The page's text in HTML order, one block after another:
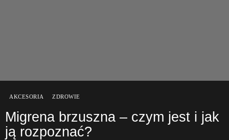
AKCESORIA ZDROWIE
Migrena brzuszna – czym jest i jak
ją rozpoznać?